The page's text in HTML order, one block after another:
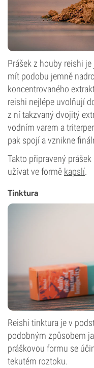
Prášek z houby reishi
mít podobu jemně
koncentrovaného
reishi nejlépe uvolňují
z ní takzvaný dvojitý
vodním varem a
pak spojí a vznikne
Takto připravený
užívat ve formě kapslí.
Tinktura
Reishi tinktura je v
podobným způsobem
práškovou formu se
tekutém roztoku.